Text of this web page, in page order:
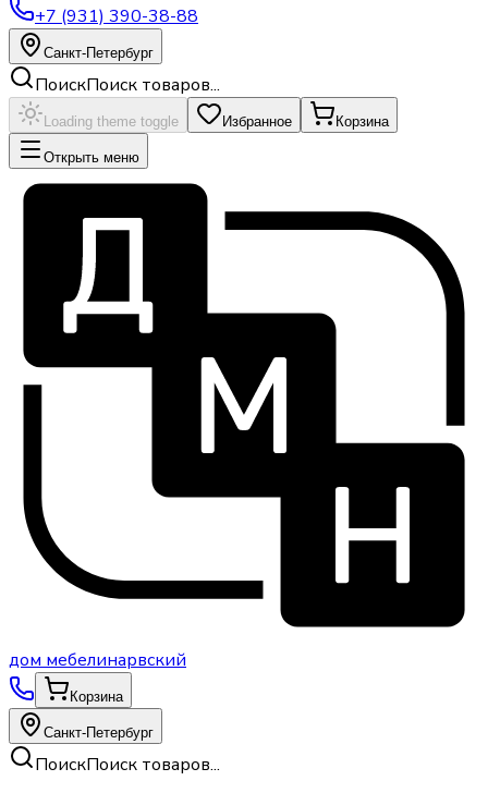
+7 (931) 390-38-88
Санкт-Петербург
ПоискПоиск товаров...
Loading theme toggle Избранное Корзина
Открыть меню
дом мебелинарвский
Корзина
Санкт-Петербург
ПоискПоиск товаров...